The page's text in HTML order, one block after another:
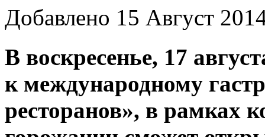
Добавлено 15 Август
В воскресенье, 17
к международному
ресторанов», в рамках